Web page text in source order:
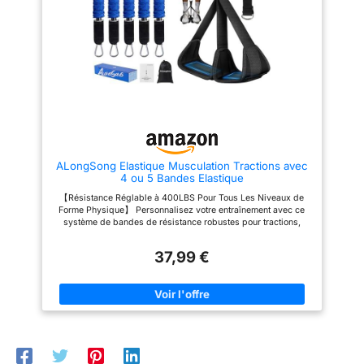
différer des produits
locaux, notamment en ce
qui concerne
l'ajustement, la
classification par âge et
instructions.
capacité de charge testée à 113
kg répond aux exigences des
sportifs les plus exigeants.
Bracelets Confortables et
Réglables : Les bracelets
rembourrés en mousse haute
élasticité épousent parfaitement
garantissant un maintien ferme
et confortable. Accessoire
pour les tractions, mais aussi
parfaits pour le soulevé de
terre, les exercices avec
et portable, ce crochet s'adapte
à toutes vos séances, que ce
extérieur. Performance
d'assistance réduisent
ALongSong Elastique Musculation Tractions avec
4 ou 5 Bandes Elastique
【Résistance Réglable à 400LBS Pour Tous Les Niveaux de
Forme Physique】 Personnalisez votre entraînement avec ce
système de bandes de résistance robustes pour tractions,
vous soyez débutant en difficulté avec les tractions ou
bande convient à tous les niveaux. 【Pédale Améliorée Pour
Sécurité & Maintien Accrus】Bandes de traction conçue avec
une pédale large et renforcée pour assurer stabilité et confort
plus fiable. 【Sangle Réglable En Hauteur pour un Ajustement
37,99 €